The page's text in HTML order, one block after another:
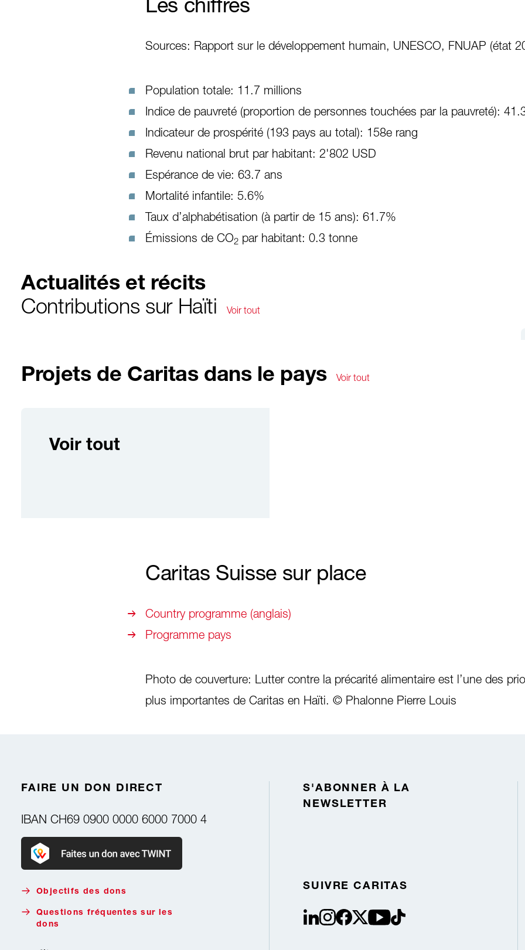
Sources: Rapport sur le développement humain, UNESCO, FNUAP (état
Population totale: 11.7 millions
Indice de pauvreté (proportion de personnes touchées par la pauvreté):
Indicateur de prospérité (193 pays au total): 158e rang
Revenu national brut par habitant: 2'802 USD
Espérance de vie: 63.7 ans
Mortalité infantile: 5.6%
Taux d’alphabétisation (à partir de 15 ans): 61.7%
Émissions de CO2 par habitant: 0.3 tonne
Actualités et récits
Contributions sur Haïti Voir tout
Projets de Caritas dans le pays Voir tout
Voir tout
Caritas Suisse sur place
Country programme (anglais)
Programme pays
Photo de couverture: Lutter contre la précarité alimentaire est l’une des
plus importantes de Caritas en Haïti. © Phalonne Pierre Louis
FAIRE UN DON DIRECT
IBAN CH69 0900 0000 6000 7000 4
Faire un don avec Twint
Objectifs des dons
Questions fréquentes sur les
dons
S'ABONNER À LA
NEWSLETTER
SUIVRE CARITAS
linkedininstagram
facebookTwitter / X
youtube
tiktok